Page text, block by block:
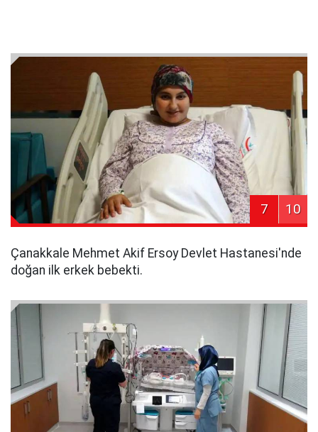
7 10
Çanakkale Mehmet Akif Ersoy Devlet Hastanesi'nde
doğan ilk erkek bebekti.